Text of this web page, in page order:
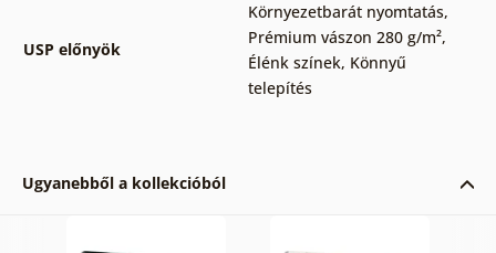
USP előnyök
Környezetbarát nyomtatás,
Prémium vászon 280 g/m²,
Élénk színek, Könnyű
telepítés
Ugyanebből a kollekcióból